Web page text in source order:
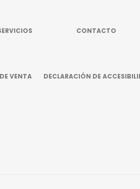
CONTACTO
VENTA DECLARACIÓN DE